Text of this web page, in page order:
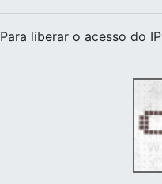
Para liberar o acesso do IP